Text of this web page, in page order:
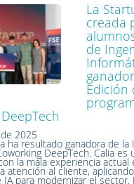
La
creada
de
Edición
2025
ha resultado ganadora de la
DeepTech. Calia es
la mala experiencia
atención al cliente,
para modernizar el sector.